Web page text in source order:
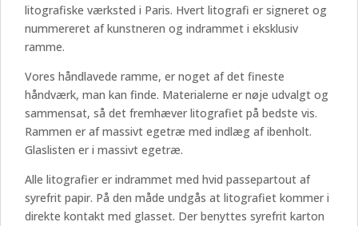
litografiske værksted i Paris. Hvert litografi er signeret og
nummereret af kunstneren og indrammet i eksklusiv
ramme.
Vores håndlavede ramme, er noget af det fineste
håndværk, man kan finde. Materialerne er nøje udvalgt og
sammensat, så det fremhæver litografiet på bedste vis.
Rammen er af massivt egetræ med indlæg af ibenholt.
Glaslisten er i massivt egetræ.
Alle litografier er indrammet med hvid passepartout af
syrefrit papir. På den måde undgås at litografiet kommer i
direkte kontakt med glasset. Der benyttes syrefrit karton